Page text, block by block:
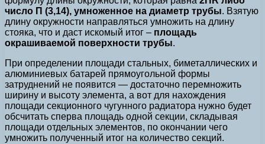
число П (3,14), умноженное на диаметр трубы. Взятую
длину окружности направляться умножить на длину
стояка, что и даст искомый итог – площадь
окрашиваемой поверхности трубы.
При определении площади стальных, биметаллических и
алюминиевых батарей прямоугольной формы
затруднений не появится — достаточно перемножить
ширину и высоту элемента, а вот для нахождения
площади секционного чугунного радиатора нужно будет
обсчитать сперва площадь одной секции, складывая
площади отдельных элементов, по окончании чего
умножить полученный итог на количество секций.